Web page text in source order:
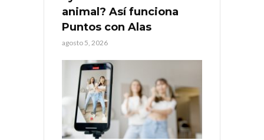
animal? Así funciona
Puntos con Alas
agosto 5, 2026